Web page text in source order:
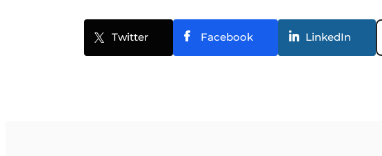
Twitter Facebook LinkedIn